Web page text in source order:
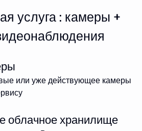
услуга : камеры +
или уже действующее камеры
облачное хранилище